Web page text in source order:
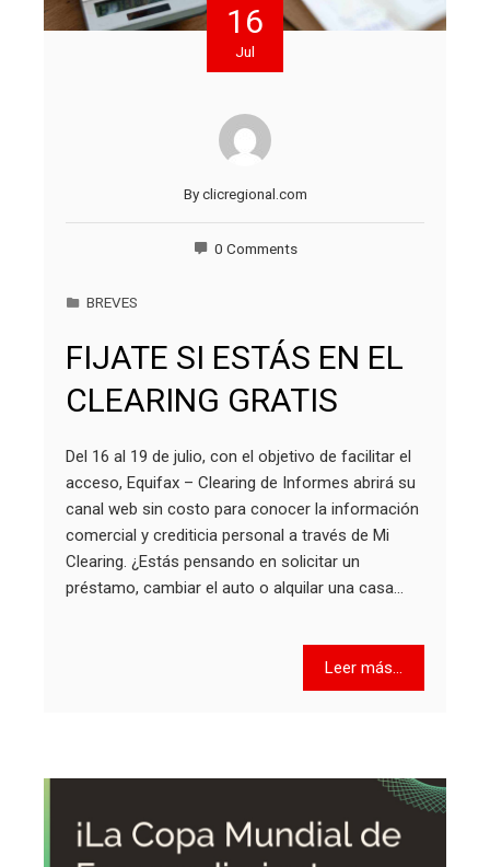
16
Jul
Byclicregional.com
0 Comments
BREVES
FIJATE SI ESTÁS EN EL
CLEARING GRATIS
Del 16 al 19 de julio, con el objetivo de facilitar el
acceso, Equifax – Clearing de Informes abrirá su
canal web sin costo para conocer la información
comercial y crediticia personal a través de Mi
Clearing. ¿Estás pensando en solicitar un
préstamo, cambiar el auto o alquilar una casa…
Leer más...